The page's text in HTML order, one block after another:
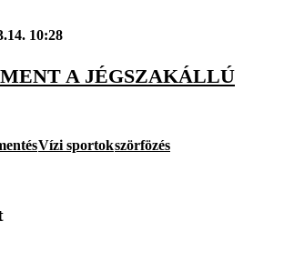
10:28
A JÉGSZAKÁLLÚ
Vízi sportokszörfözés